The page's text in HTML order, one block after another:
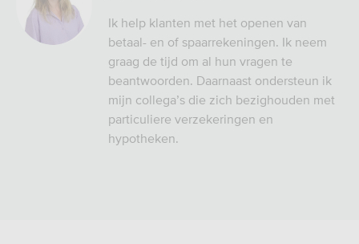
Ik help klanten met het openen van
betaal- en of spaarrekeningen. Ik neem
graag de tijd om al hun vragen te
beantwoorden. Daarnaast ondersteun ik
mijn collega’s die zich bezighouden met
particuliere verzekeringen en
hypotheken.